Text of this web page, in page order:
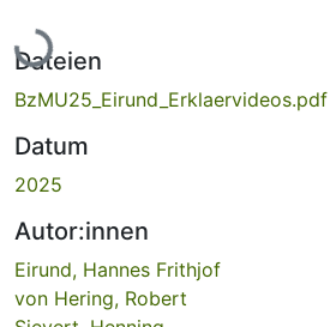
Lade...
Dateien
BzMU25_Eirund_Erklaervideos.pdf
Datum
2025
Autor:innen
Eirund, Hannes Frithjof
von Hering, Robert